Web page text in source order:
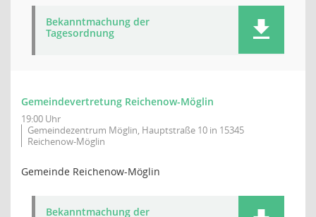
Bekanntmachung der
Tagesordnung
Gemeindevertretung Reichenow-Möglin
19:00 Uhr
Gemeindezentrum Möglin, Hauptstraße 10 in 15345
Reichenow-Möglin
Gemeinde Reichenow-Möglin
Bekanntmachung der